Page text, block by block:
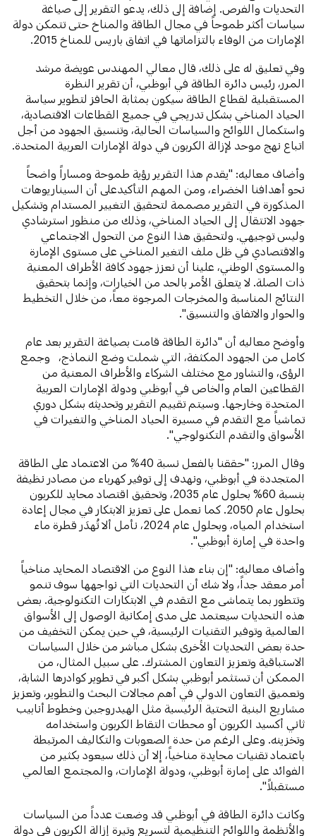
التحديات والفرص. إضافة إلى ذلك، يدعو التقرير إلى صياغة
سياسات أكثر طموحاً في مجال الطاقة والمناخ حتى تتمكن دولة
الإمارات من الوفاء بالتزاماتها في اتفاق باريس للمناخ 2015.
وفي تعليق له على ذلك، قال معالي المهندس عويضة مرشد
المرر، رئيس دائرة الطاقة في أبوظبي، أن تقرير النظرة
المستقبلية لقطاع الطاقة سيكون بمثابة الحافز لتطوير سياسة
الحياد المناخي بشكل تدريجي في جميع القطاعات الاقتصادية،
واستكمال اللوائح والسياسات الحالية، وتنسيق الجهود من أجل
اتباع نهج موحد لإزالة الكربون في دولة الإمارات العربية المتحدة.
وأضاف معاليه: "يقدم هذا التقرير رؤية طموحة ومساراً واضحاً
نحو أهدافنا الخضراء، ومن المهم التأكيدعلى أن السيناريوهات
المذكورة في التقرير مصممة لتحقيق التغيير المستدام وتشكيل
جهود الانتقال إلى الحياد المناخي، وذلك من منظور استرشادي
وليس توجيهي. ولتحقيق هذا النوع من التحول الاجتماعي
والاقتصادي في ظل ملف التغير المناخي على مستوى الإمارة
والمستوى الوطني، علينا أن نعزز جهود كافة الأطراف المعنية
ذات الصلة. لا يتعلق الأمر بالحد من الخيارات، وإنما بتحقيق
النتائج المناسبة والمخرجات المرجوة معاً، من خلال التخطيط
والحوار والاتفاق والتنسيق".
وأوضح معاليه أن "دائرة الطاقة قامت بصياغة التقرير بعد عام
كامل من الجهود المكثفة، التي شملت وضع النماذج، وجمع
الرؤى، والتشاور مع مختلف الشركاء والأطراف المعنية من
القطاعين العام والخاص في أبوظبي ودولة الإمارات العربية
المتحدة وخارجها. وسيتم تقييم التقرير وتحديثه بشكل دوري
تماشياً مع التقدم في مسيرة الحياد المناخي والتغيرات في
الأسواق والتقدم التكنولوجي".
وقال المرر: "حققنا بالفعل نسبة 40% من الاعتماد على الطاقة
المتجددة في أبوظبي، ونهدف إلى توفير كهرباء من مصادر نظيفة
بنسبة 60% بحلول عام 2035، وتحقيق اقتصاد محايد للكربون
بحلول عام 2050. كما نعمل على تعزيز الابتكار في مجال إعادة
استخدام المياه، وبحلول عام 2024، نأمل ألا تُهدَر قطرة ماء
واحدة في إمارة أبوظبي".
وأضاف معاليه: "إن بناء هذا النوع من الاقتصاد المحايد مناخياً
أمر معقد جداً، ولا شك أن التحديات التي نواجهها سوف تنمو
وتتطور بما يتماشى مع التقدم في الابتكارات التكنولوجية. بعض
هذه التحديات سيعتمد على مدى إمكانية الوصول إلى الأسواق
العالمية وتوفير التقنيات الرئيسية، في حين يمكن التخفيف من
حدة بعض التحديات الأخرى بشكل مباشر من خلال السياسات
الاستباقية وتعزيز التعاون المشترك. على سبيل المثال، من
الممكن أن تستثمر أبوظبي بشكل أكبر في تطوير كوادرها الشابة،
وتعميق التعاون الدولي في أهم مجالات البحث والتطوير، وتعزيز
مشاريع البنية التحتية الرئيسية مثل الهيدروجين وخطوط أنابيب
ثاني أكسيد الكربون أو محطات التقاط الكربون واستخدامه
وتخزينه. وعلى الرغم من حدة الصعوبات والتكاليف المرتبطة
باعتماد تقنيات محايدة مناخياً، إلا أن ذلك سيعود بكثير من
الفوائد على إمارة أبوظبي، ودولة الإمارات، والمجتمع العالمي
مستقبلاً".
وكانت دائرة الطاقة في أبوظبي قد وضعت عدداً من السياسات
والأنظمة واللوائح التنظيمية لتسريع وتيرة إزالة الكربون في دولة